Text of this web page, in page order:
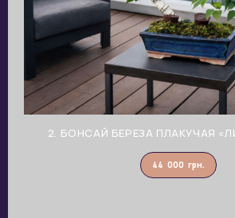
2. БОНСАЙ БЕРЕЗА ПЛАКУЧАЯ
44 000 грн.